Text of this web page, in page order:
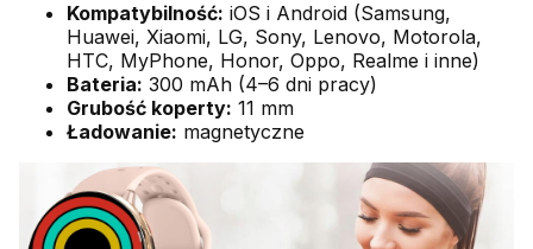
Kompatybilność: iOS i Android (Samsung,
Huawei, Xiaomi, LG, Sony, Lenovo, Motorola,
HTC, MyPhone, Honor, Oppo, Realme i inne)
Bateria: 300 mAh (4–6 dni pracy)
Grubość koperty: 11 mm
Ładowanie: magnetyczne